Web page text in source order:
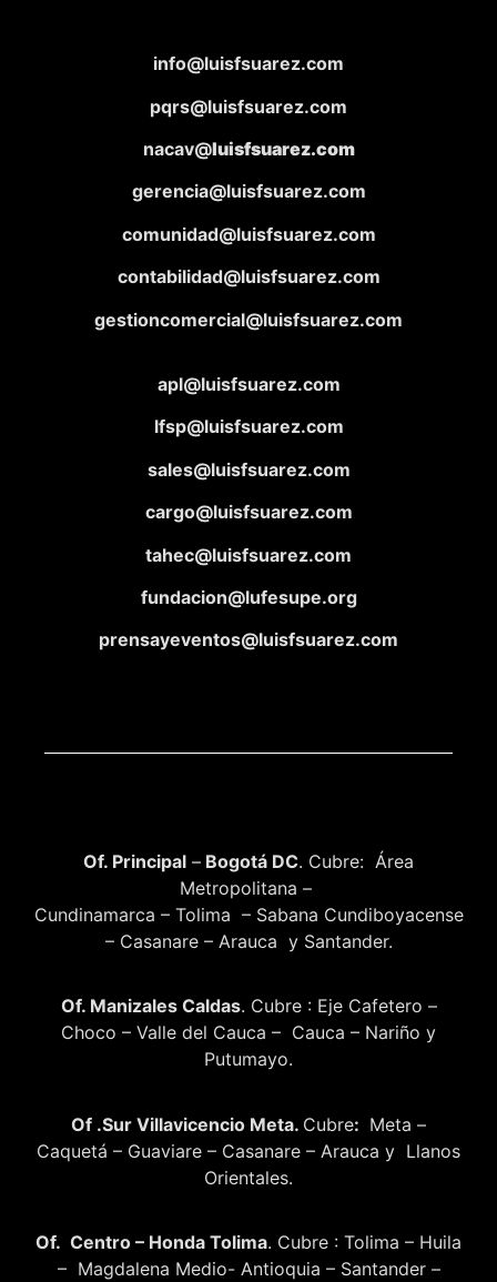
info@luisfsuarez.com
pqrs@luisfsuarez.com
nacav@luisfsuarez.com
gerencia@luisfsuarez.com
comunidad@luisfsuarez.com
contabilidad@luisfsuarez.com
gestioncomercial@luisfsuarez.com
apl@luisfsuarez.com
lfsp@luisfsuarez.com
sales@luisfsuarez.com
cargo@luisfsuarez.com
tahec@luisfsuarez.com
fundacion@lufesupe.org
prensayeventos@luisfsuarez.com
Of. Principal – Bogotá DC. Cubre: Área
Metropolitana –
Cundinamarca – Tolima – Sabana Cundiboyacense
– Casanare – Arauca y Santander.
Of. Manizales Caldas. Cubre : Eje Cafetero –
Choco – Valle del Cauca – Cauca – Nariño y
Putumayo.
Of .Sur Villavicencio Meta. Cubre: Meta –
Caquetá – Guaviare – Casanare – Arauca y Llanos
Orientales.
Of. Centro – Honda Tolima. Cubre : Tolima – Huila
– Magdalena Medio- Antioquia – Santander –